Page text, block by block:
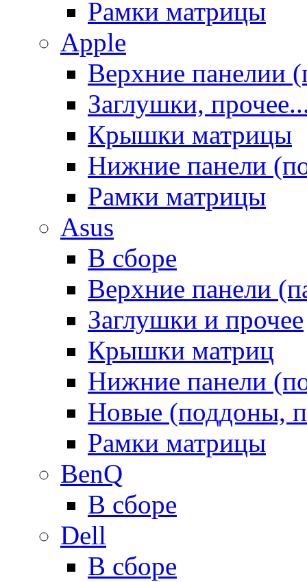
Рамки матрицы
Apple
Верхние панелии
Заглушки,
Крышки матрицы
Нижние панели
Рамки матрицы
Asus
В сборе
Верхние панели
Заглушки и прочее
Крышки матриц
Нижние панели
Новые (поддоны,
Рамки матрицы
BenQ
В сборе
Dell
В сборе